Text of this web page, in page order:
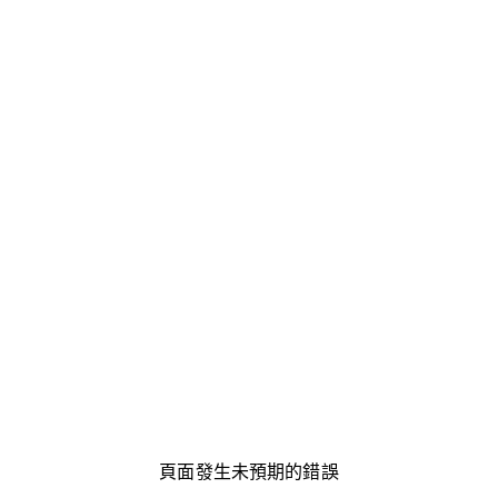
頁面發生未預期的錯誤